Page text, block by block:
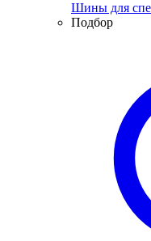
Шины для
Подбор